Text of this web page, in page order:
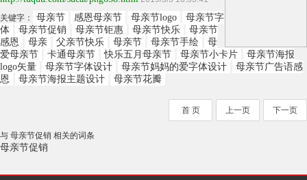
关键字：
母亲节 感恩母亲节 母亲节logo
母亲节字
体
母亲节促销 母亲节钜惠 母亲节快乐
母亲节
感恩
母亲 父亲节快乐 母亲节 母亲节手绘
母
爱母亲节
卡通母亲节 快乐五月母亲节 母亲节小卡片
母亲节海报
logo矢量
母亲节字体设计 母亲节妈妈的爱字体设计
母亲节广告语感
恩
母亲节海报主题设计 母亲节花瓣
首 页 上一页 下一页
与 母亲节促销 相关的词条
母亲节促销